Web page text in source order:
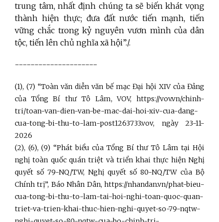
trung tâm, nhất định chúng ta sẽ biến khát vọng
thành hiện thực; đưa đất nước tiến mạnh, tiến
vững chắc trong kỷ nguyên vươn mình của dân
tộc, tiến lên chủ nghĩa xã hội”./.
---------------------
(1), (7) “Toàn văn diễn văn bế mạc Đại hội XIV của Đảng
của Tổng Bí thư Tô Lâm, VOV, https://vov.vn/chinh-
tri/toan-van-dien-van-be-mac-dai-hoi-xiv-cua-dang-
cua-tong-bi-thu-to-lam-post1263733.vov, ngày 23-11-
2026
(2), (6), (9) “Phát biểu của Tổng Bí thư Tô Lâm tại Hội
nghị toàn quốc quán triệt và triển khai thực hiện Nghị
quyết số 79-NQ/TW, Nghị quyết số 80-NQ/TW của Bộ
Chính trị”, Báo Nhân Dân, https://nhandan.vn/phat-bieu-
cua-tong-bi-thu-to-lam-tai-hoi-nghi-toan-quoc-quan-
triet-va-trien-khai-thuc-hien-nghi-quyet-so-79-nqtw-